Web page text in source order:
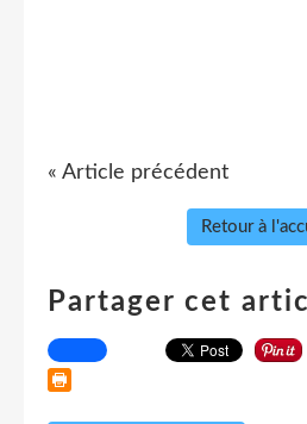
« Article précédent
Retour à
Partager cet